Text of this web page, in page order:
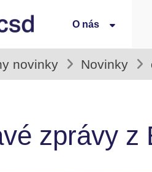
O nás
novinky Novinky
zprávy z